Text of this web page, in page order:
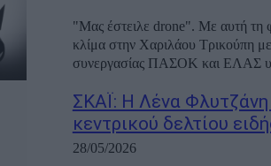
"Μας έστειλε drone". Με αυτή τη
κλίμα στην Χαριλάου Τρικούπη
συνεργασίας ΠΑΣΟΚ και ΕΛΑΣ
ΣΚΑΪ: Η Λένα
κεντρικού δελτίου
28/05/2026